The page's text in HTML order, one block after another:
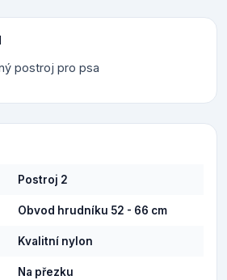
postroj pro psa
Postroj 2
Obvod hrudníku 52 - 66 cm
Kvalitní nylon
Na přezku